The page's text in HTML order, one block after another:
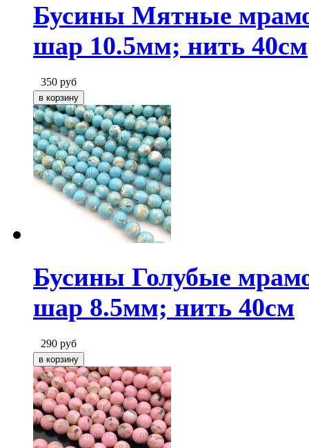
Бусины Мятные
шар 10.5мм; нить 40см
350 руб
Бусины Голубые
шар 8.5мм; нить 40см
290 руб